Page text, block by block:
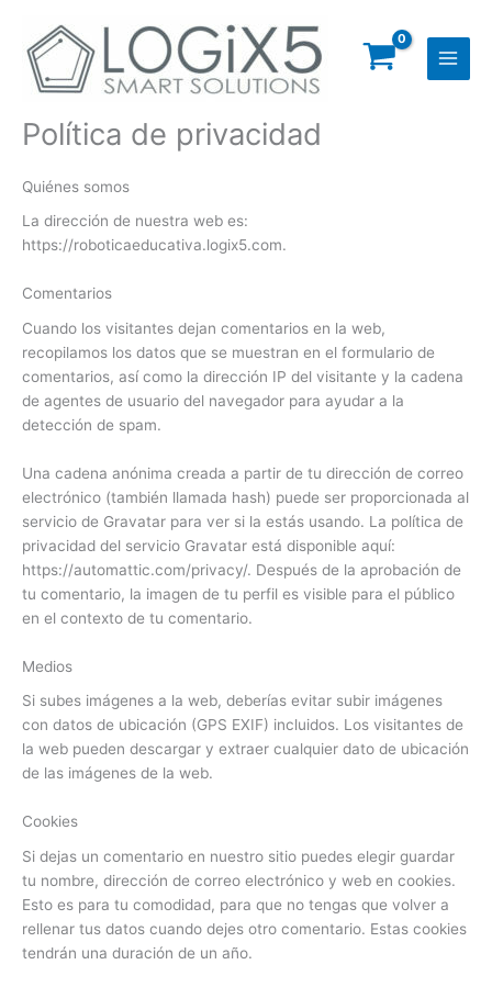
contenido
Política de privacidad
Quiénes somos
La dirección de nuestra web es:
https://roboticaeducativa.logix5.com.
Comentarios
Cuando los visitantes dejan comentarios en la web,
recopilamos los datos que se muestran en el formulario de
comentarios, así como la dirección IP del visitante y la cadena
de agentes de usuario del navegador para ayudar a la
detección de spam.
Una cadena anónima creada a partir de tu dirección de correo
electrónico (también llamada hash) puede ser proporcionada al
servicio de Gravatar para ver si la estás usando. La política de
privacidad del servicio Gravatar está disponible aquí:
https://automattic.com/privacy/. Después de la aprobación de
tu comentario, la imagen de tu perfil es visible para el público
en el contexto de tu comentario.
Medios
Si subes imágenes a la web, deberías evitar subir imágenes
con datos de ubicación (GPS EXIF) incluidos. Los visitantes de
la web pueden descargar y extraer cualquier dato de ubicación
de las imágenes de la web.
Cookies
Si dejas un comentario en nuestro sitio puedes elegir guardar
tu nombre, dirección de correo electrónico y web en cookies.
Esto es para tu comodidad, para que no tengas que volver a
rellenar tus datos cuando dejes otro comentario. Estas cookies
tendrán una duración de un año.